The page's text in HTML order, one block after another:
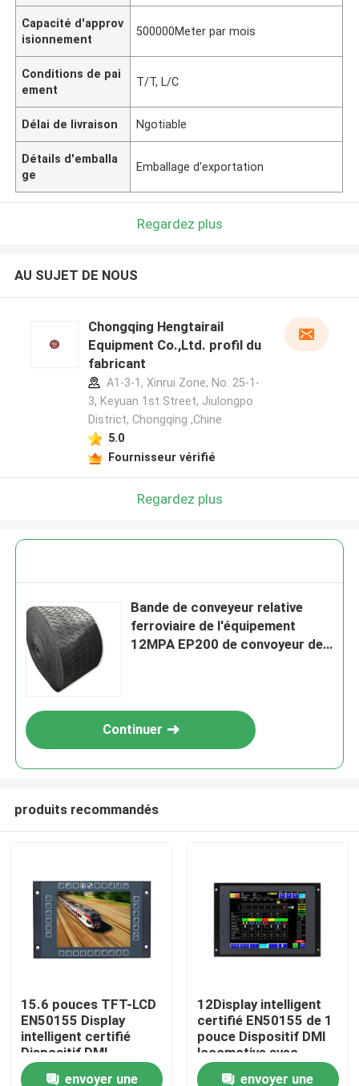
Produits
À propos de nous
Capacité d'approv
isionnement
500000Meter par mois
Conditions de pai
ement
T/T, L/C
Délai de livraison Ngotiable
Détails d'emballa
ge
Emballage d'exportation
Regardez plus
AU SUJET DE NOUS
Chongqing Hengtairail
Equipment Co.,Ltd. profil du
fabricant
A1-3-1, Xinrui Zone, No. 25-1-
3, Keyuan 1st Street, Jiulongpo
District, Chongqing ,Chine
5.0
Fournisseur vérifié
Regardez plus
Bande de conveyeur relative
ferroviaire de l'équipement
12MPA EP200 de convoyeur de
Continuer
produits recommandés
15.6 pouces TFT-LCD
EN50155 Display
intelligent certifié
Dispositif DMI
locomotive avec
envoyer une
12Display intelligent
certifié EN50155 de 1
pouce Dispositif DMI
locomotive avec
processeur ARM
envoyer une